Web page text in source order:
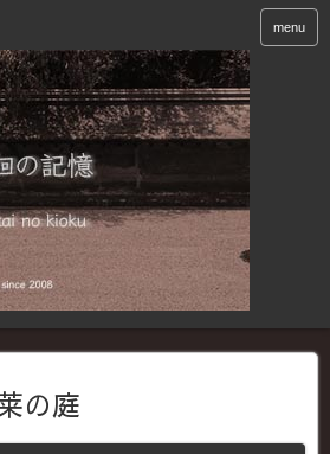
menu
の庭